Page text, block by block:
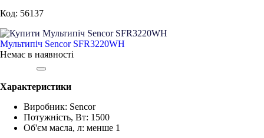
Код: 56137
Мультипіч Sencor SFR3220WH
Немає в наявності
Характеристики
Виробник: Sencor
Потужність, Вт: 1500
Об'єм масла, л: менше 1